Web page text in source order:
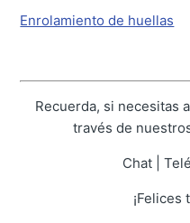
Enrolamiento de huellas
Recuerda, si necesitas
través de
Chat |
¡Felices